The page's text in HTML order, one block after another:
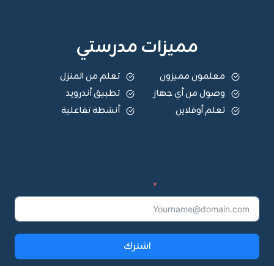
مميزات مدرستي
معلمون مميزون
تعلم من المنزل
وصول من أي جهاز
تطبيق أندرويد
تعلم أوفلاين
أنشطة تفاعلية
اشترك